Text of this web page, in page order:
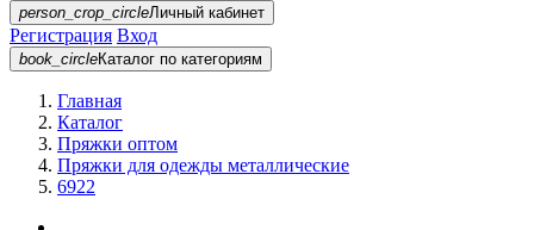
person_crop_circleЛичный кабинет
Регистрация Вход
book_circleКаталог по категориям
Главная
Каталог
Пряжки оптом
Пряжки для одежды металлические
6922